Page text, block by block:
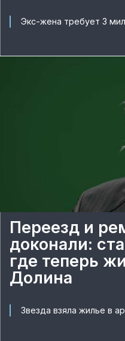
Экс-жена требует 3
Переезд и
доконали:
где теперь
Долина
Звезда взяла жилье в